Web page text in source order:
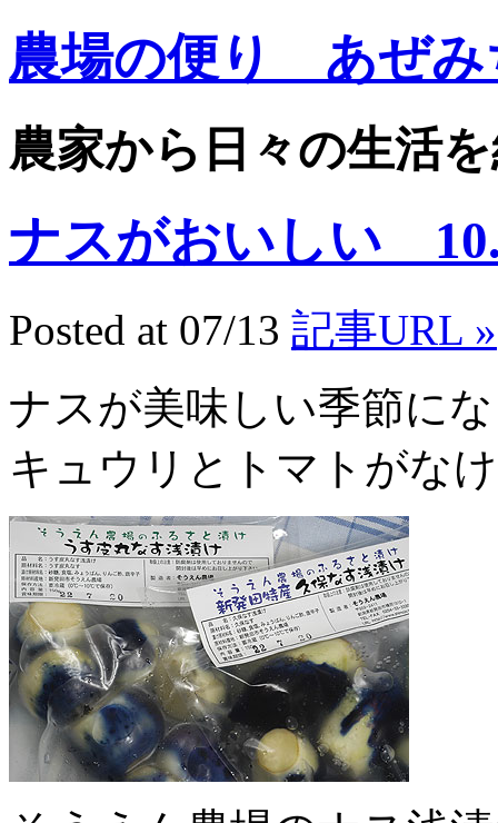
農場の便り あぜみ
農家から日々の生活
ナスがおいしい
Posted at 07/13 記事URL »
ナスが美味しい季節に
キュウリとトマトがな